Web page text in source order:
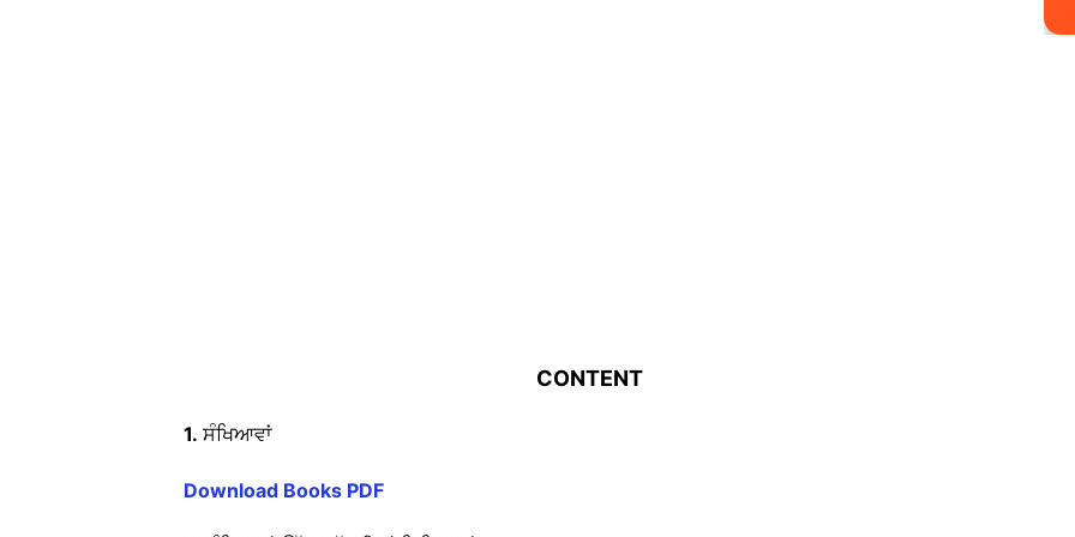
CONTENT
1. ਸੰਖਿਆਵਾਂ
Download Books PDF